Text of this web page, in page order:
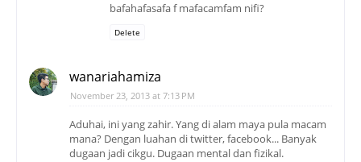
bafahafasafa f mafacamfam nifi?
Delete
wanariahamiza
November 23, 2013 at 7:13 PM
Aduhai, ini yang zahir. Yang di alam maya pula macam
mana? Dengan luahan di twitter, facebook... Banyak
dugaan jadi cikgu. Dugaan mental dan fizikal.